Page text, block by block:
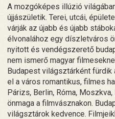
A mozgóképes illúzió
újjászületik. Terei, utcái,
várják az újabb és újabb
élvonalához egy díszletváros
nyitott és vendégszerető
nem ismerő magyar
Budapest világsztárként fürdik
el a város romantikus, filmes
Párizs, Berlin, Róma,
önmaga a filmvásznakon.
világsztárok kedvence.